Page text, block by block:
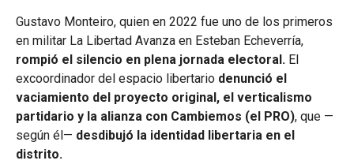
Gustavo Monteiro, quien en 2022 fue uno de los primeros
en militar La Libertad Avanza en Esteban Echeverría,
rompió el silencio en plena jornada electoral. El
excoordinador del espacio libertario denunció el
vaciamiento del proyecto original, el verticalismo
partidario y la alianza con Cambiemos (el PRO), que —
según él— desdibujó la identidad libertaria en el
distrito.